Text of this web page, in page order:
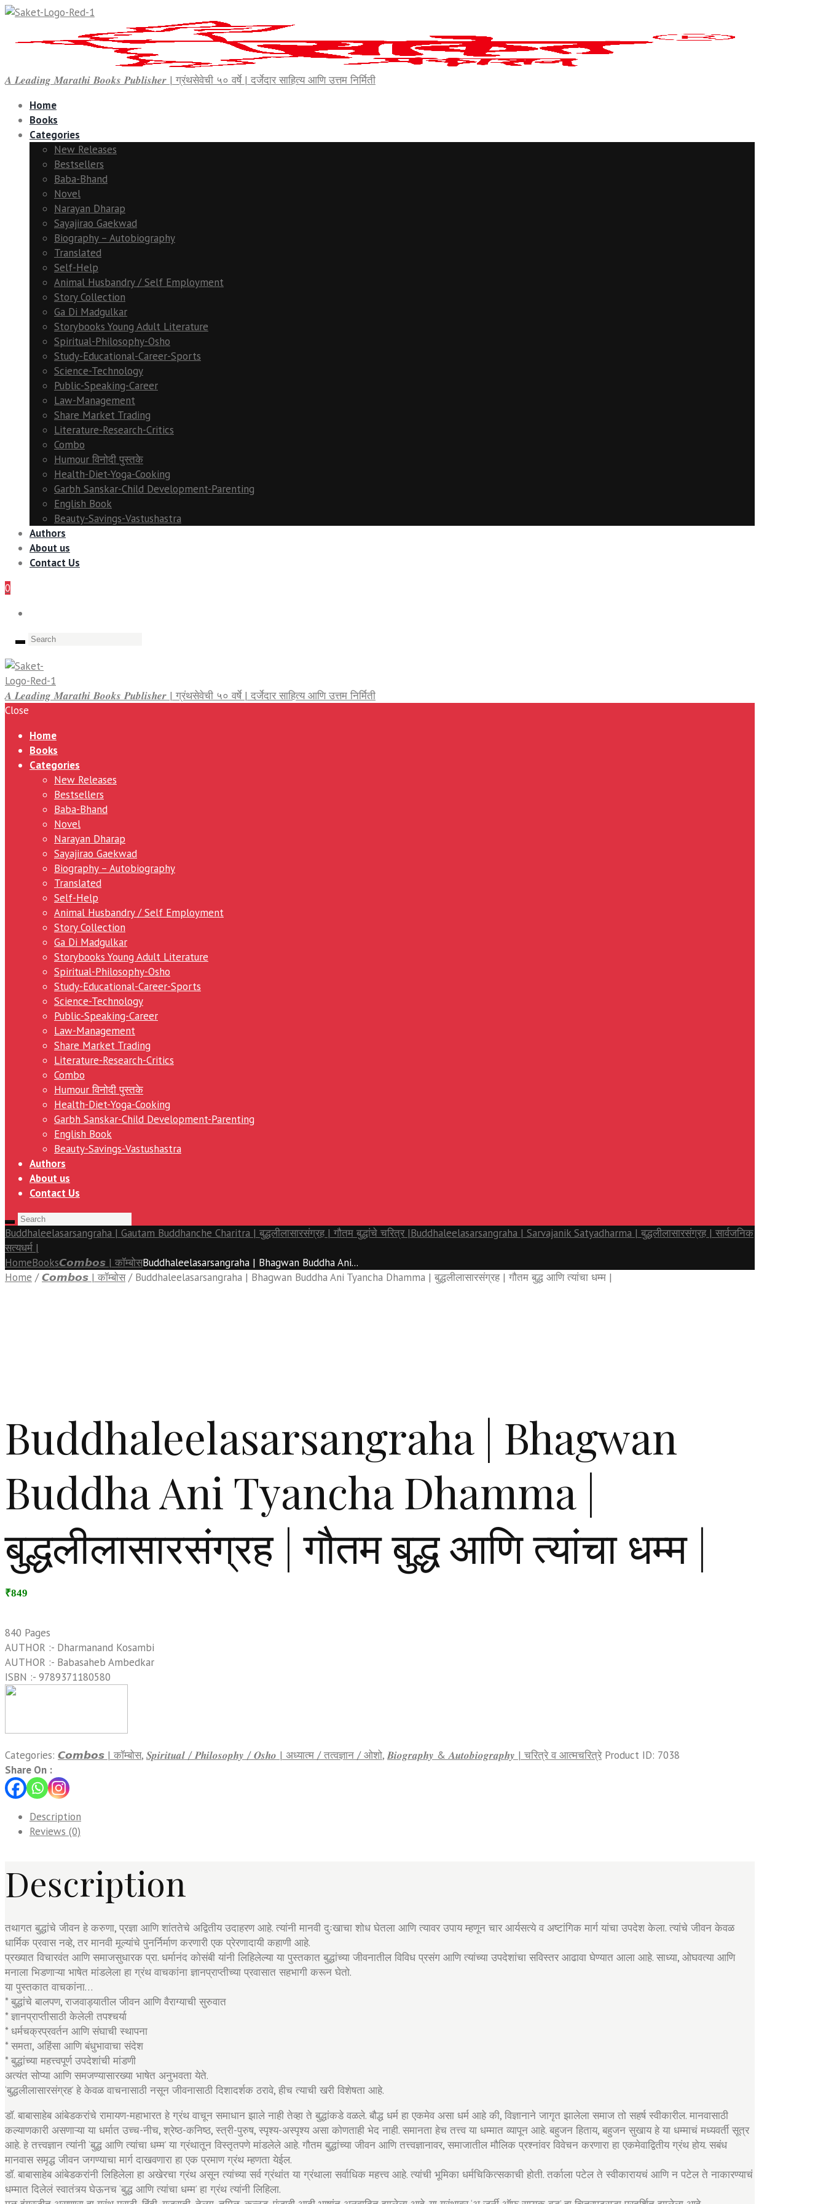
𝑨 𝑳𝒆𝒂𝒅𝒊𝒏𝒈 𝑴𝒂𝒓𝒂𝒕𝒉𝒊 𝑩𝒐𝒐𝒌𝒔 𝑷𝒖𝒃𝒍𝒊𝒔𝒉𝒆𝒓 | ग्रंथसेवेची ५० वर्षे | दर्जेदार साहित्य आणि उत्तम निर्मिती
Home
Books
Categories
New Releases
Bestsellers
Baba-Bhand
Novel
Narayan Dharap
Sayajirao Gaekwad
Biography – Autobiography
Translated
Self-Help
Animal Husbandry / Self Employment
Story Collection
Ga Di Madgulkar
Storybooks Young Adult Literature
Spiritual-Philosophy-Osho
Study-Educational-Career-Sports
Science-Technology
Public-Speaking-Career
Law-Management
Share Market Trading
Literature-Research-Critics
Combo
Humour विनोदी पुस्तके
Health-Diet-Yoga-Cooking
Garbh Sanskar-Child Development-Parenting
English Book
Beauty-Savings-Vastushastra
Authors
About us
Contact Us
0
𝑨 𝑳𝒆𝒂𝒅𝒊𝒏𝒈 𝑴𝒂𝒓𝒂𝒕𝒉𝒊 𝑩𝒐𝒐𝒌𝒔 𝑷𝒖𝒃𝒍𝒊𝒔𝒉𝒆𝒓 | ग्रंथसेवेची ५० वर्षे | दर्जेदार साहित्य आणि उत्तम निर्मिती
Close
Home
Books
Categories
New Releases
Bestsellers
Baba-Bhand
Novel
Narayan Dharap
Sayajirao Gaekwad
Biography – Autobiography
Translated
Self-Help
Animal Husbandry / Self Employment
Story Collection
Ga Di Madgulkar
Storybooks Young Adult Literature
Spiritual-Philosophy-Osho
Study-Educational-Career-Sports
Science-Technology
Public-Speaking-Career
Law-Management
Share Market Trading
Literature-Research-Critics
Combo
Humour विनोदी पुस्तके
Health-Diet-Yoga-Cooking
Garbh Sanskar-Child Development-Parenting
English Book
Beauty-Savings-Vastushastra
Authors
About us
Contact Us
Buddhaleelasarsangraha | Gautam Buddhanche Charitra | बुद्धलीलासारसंग्रह | गौतम बुद्धांचे चरित्र |Buddhaleelasarsangraha | Sarvajanik Satyadharma | बुद्धलीलासारसंग्रह | सार्वजनिक
सत्यधर्म |
HomeBooks𝘾𝙤𝙢𝙗𝙤𝙨 | कॉम्बोसBuddhaleelasarsangraha | Bhagwan Buddha Ani...
Home /𝘾𝙤𝙢𝙗𝙤𝙨 | कॉम्बोस/ Buddhaleelasarsangraha | Bhagwan Buddha Ani Tyancha Dhamma | बुद्धलीलासारसंग्रह | गौतम बुद्ध आणि त्यांचा धम्म |
Buddhaleelasarsangraha | Bhagwan
Buddha Ani Tyancha Dhamma |
बुद्धलीलासारसंग्रह | गौतम बुद्ध आणि त्यांचा धम्म |
₹849
840 Pages
AUTHOR :- Dharmanand Kosambi
AUTHOR :- Babasaheb Ambedkar
ISBN :- 9789371180580
Categories: 𝘾𝙤𝙢𝙗𝙤𝙨 | कॉम्बोस, 𝑺𝒑𝒊𝒓𝒊𝒕𝒖𝒂𝒍 / 𝑷𝒉𝒊𝒍𝒐𝒔𝒐𝒑𝒉𝒚 / 𝑶𝒔𝒉𝒐 | अध्यात्म / तत्वज्ञान / ओशो,𝑩𝒊𝒐𝒈𝒓𝒂𝒑𝒉𝒚 & 𝑨𝒖𝒕𝒐𝒃𝒊𝒐𝒈𝒓𝒂𝒑𝒉𝒚 | चरित्रे व आत्मचरित्रे Product ID: 7038
Share On :
Description
Reviews (0)
Description
तथागत बुद्धांचे जीवन हे करुणा, प्रज्ञा आणि शांततेचे अद्वितीय उदाहरण आहे. त्यांनी मानवी दुःखाचा शोध घेतला आणि त्यावर उपाय म्हणून चार आर्यसत्ये व अष्टांगिक मार्ग यांचा उपदेश केला. त्यांचे जीवन केवळ
धार्मिक प्रवास नव्हे, तर मानवी मूल्यांचे पुनर्निर्माण करणारी एक प्रेरणादायी कहाणी आहे.
प्रख्यात विचारवंत आणि समाजसुधारक प्रा. धर्मानंद कोसंबी यांनी लिहिलेल्या या पुस्तकात बुद्धांच्या जीवनातील विविध प्रसंग आणि त्यांच्या उपदेशांचा सविस्तर आढावा घेण्यात आला आहे. साध्या, ओघवत्या आणि
मनाला भिडणाऱ्या भाषेत मांडलेला हा ग्रंथ वाचकांना ज्ञानप्राप्तीच्या प्रवासात सहभागी करून घेतो.
या पुस्तकात वाचकांना…
* बुद्धांचे बालपण, राजवाड्यातील जीवन आणि वैराग्याची सुरुवात
* ज्ञानप्राप्तीसाठी केलेली तपश्चर्या
* धर्मचक्रप्रवर्तन आणि संघाची स्थापना
* समता, अहिंसा आणि बंधुभावाचा संदेश
* बुद्धांच्या महत्त्वपूर्ण उपदेशांची मांडणी
अत्यंत सोप्या आणि समजण्यासारख्या भाषेत अनुभवता येते.
‘बुद्धलीलासारसंग्रह’ हे केवळ वाचनासाठी नसून जीवनासाठी दिशादर्शक ठरावे, हीच त्याची खरी विशेषता आहे.
डॉ. बाबासाहेब आंबेडकरांचे रामायण-महाभारत हे ग्रंथ वाचून समाधान झाले नाही तेव्हा ते बुद्धांकडे वळले. बौद्ध धर्म हा एकमेव असा धर्म आहे की, विज्ञानाने जागृत झालेला समाज तो सहर्ष स्वीकारील. मानवासाठी
कल्याणकारी असणाऱ्या या धर्मात उच्च-नीच, श्रेष्ठ-कनिष्ठ, स्त्री-पुरुष, स्पृश्य-अस्पृश्य असा कोणताही भेद नाही. समानता हेच तत्त्व या धम्मात व्यापून आहे. बहुजन हिताय, बहुजन सुखाय हे या धम्माचं मध्यवर्ती सूत्र
आहे. हे तत्त्वज्ञान त्यांनी ‘बुद्ध आणि त्यांचा धम्म’ या ग्रंथातून विस्तृतपणे मांडलेले आहे. गौतम बुद्धांच्या जीवन आणि तत्त्वज्ञानावर, समाजातील मौलिक प्रश्नांवर विवेचन करणारा हा एकमेवाद्वितीय ग्रंथ होय. सबंध
मानवास समृद्ध जीवन जगण्याचा मार्ग दाखवणारा हा एक प्रमाण ग्रंथ म्हणता येईल.
डॉ. बाबासाहेब आंबेडकरांनी लिहिलेला हा अखेरचा ग्रंथ असून त्यांच्या सर्व ग्रंथांत या ग्रंथाला सर्वाधिक महत्त्व आहे. त्यांची भूमिका धर्मचिकित्सकाची होती. तर्काला पटेल ते स्वीकारायचं आणि न पटेल ते नाकारण्याचं
धम्मात दिलेलं स्वातंत्र्य घेऊनच ‘बुद्ध आणि त्यांचा धम्म’ हा ग्रंथ त्यांनी लिहिला.